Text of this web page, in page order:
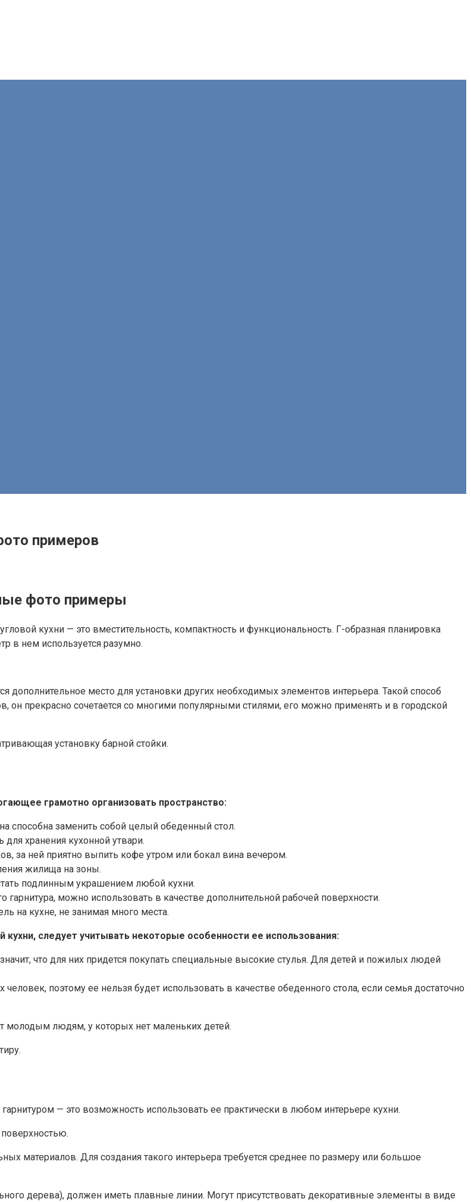
примеров
фото примеры
кухни — это вместительность, компактность и функциональность. Г-образная планировка
в нем используется разумно.
дополнительное место для установки других необходимых элементов интерьера. Такой способ
он прекрасно сочетается со многими популярными стилями, его можно применять и в городской
установку барной стойки.
грамотно организовать пространство:
способна заменить собой целый обеденный стол.
хранения кухонной утвари.
за ней приятно выпить кофе утром или бокал вина вечером.
жилища на зоны.
подлинным украшением любой кухни.
можно использовать в качестве дополнительной рабочей поверхности.
на кухне, не занимая много места.
следует учитывать некоторые особенности ее использования:
что для них придется покупать специальные высокие стулья. Для детей и пожилых людей
поэтому ее нельзя будет использовать в качестве обеденного стола, если семья достаточно
молодым людям, у которых нет маленьких детей.
— это возможность использовать ее практически в любом интерьере кухни.
материалов. Для создания такого интерьера требуется среднее по размеру или большое
дерева), должен иметь плавные линии. Могут присутствовать декоративные элементы в виде